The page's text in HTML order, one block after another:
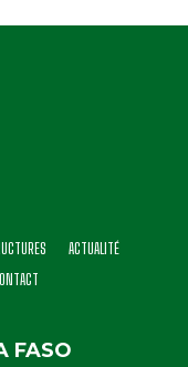
ACTUALITÉ
FASO